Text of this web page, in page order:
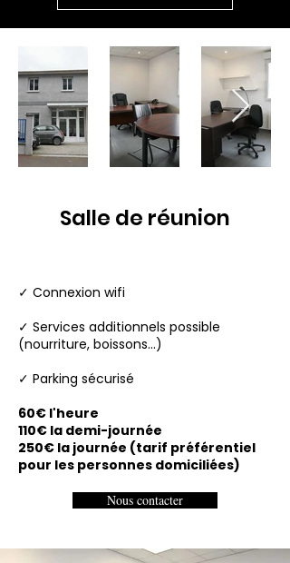
Salle de réunion
✓ Connexion wifi
✓ Services additionnels possible
(nourriture, boissons...)
✓ Parking sécurisé
60€ l'heure
110€ la demi-journée
250€ la journée (tarif préférentiel
pour les personnes domiciliées)
Nous contacter